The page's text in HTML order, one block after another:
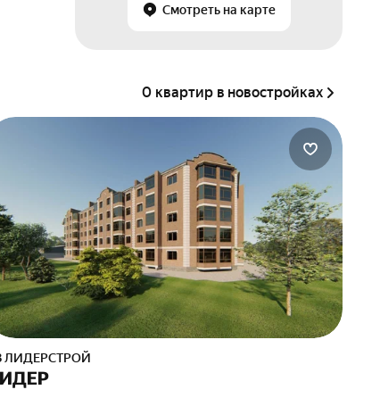
Смотреть на карте
0 квартир в новостройках
ЛИДЕРСТРОЙ